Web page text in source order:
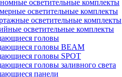
осветительные комплекты
осветительные комплекты
осветительные комплекты
осветительные комплекты
головы
головы BEAM
головы SPOT
головы заливного света
панели